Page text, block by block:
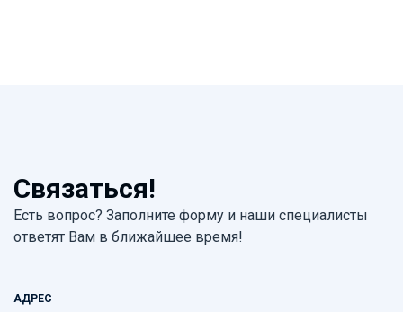
Связаться!
Есть вопрос? Заполните форму и наши специалисты
ответят Вам в ближайшее время!
АДРЕС